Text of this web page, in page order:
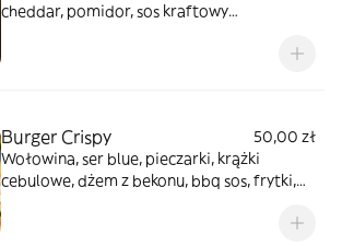
cheddar, pomidor, sos kraftowy
Burger Crispy
50,00 zł
Wołowina, ser blue, pieczarki, krążki
cebulowe, dżem z bekonu, bbq sos, frytki,